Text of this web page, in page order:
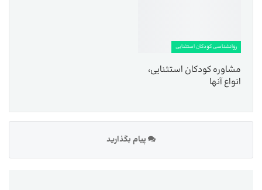
روانشناسی کودکان استثنایی
مشاوره کودکان استثنایی،
انواع آنها
پیام بگذارید